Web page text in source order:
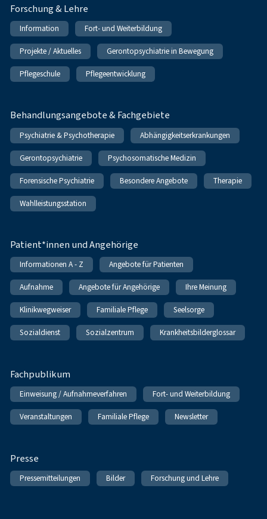
Forschung & Lehre
Information Fort- und Weiterbildung
Projekte / Aktuelles Gerontopsychiatrie in Bewegung
Pflegeschule Pflegeentwicklung
Behandlungsangebote & Fachgebiete
Psychiatrie & Psychotherapie Abhängigkeitserkrankungen
Gerontopsychiatrie Psychosomatische Medizin
Forensische Psychiatrie Besondere Angebote Therapie
Wahlleistungsstation
Patient*innen und Angehörige
Informationen A - Z Angebote für Patienten
Aufnahme Angebote für Angehörige Ihre Meinung
Klinikwegweiser Familiale Pflege Seelsorge
Sozialdienst Sozialzentrum Krankheitsbilderglossar
Fachpublikum
Einweisung / Aufnahmeverfahren Fort- und Weiterbildung
Veranstaltungen Familiale Pflege Newsletter
Presse
Pressemitteilungen Bilder Forschung und Lehre